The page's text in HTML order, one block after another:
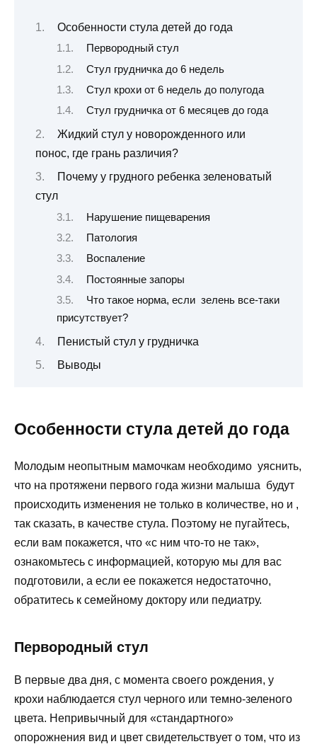
Особенности стула детей до года
Первородный стул
Стул грудничка до 6 недель
Стул крохи от 6 недель до полугода
Стул грудничка от 6 месяцев до года
Жидкий стул у новорожденного или
понос, где грань различия?
Почему у грудного ребенка зеленоватый
стул
Нарушение пищеварения
Патология
Воспаление
Постоянные запоры
Что такое норма, если зелень все-таки
присутствует?
Пенистый стул у грудничка
Выводы
Особенности стула детей до года
Молодым неопытным мамочкам необходимо уяснить,
что на протяжени первого года жизни малыша будут
происходить изменения не только в количестве, но и ,
так сказать, в качестве стула. Поэтому не пугайтесь,
если вам покажется, что «с ним что-то не так»,
ознакомьтесь с информацией, которую мы для вас
подготовили, а если ее покажется недостаточно,
обратитесь к семейному доктору или педиатру.
Первородный стул
В первые два дня, с момента своего рождения, у
крохи наблюдается стул черного или темно-зеленого
цвета. Непривычный для «стандартного»
опорожнения вид и цвет свидетельствует о том, что из